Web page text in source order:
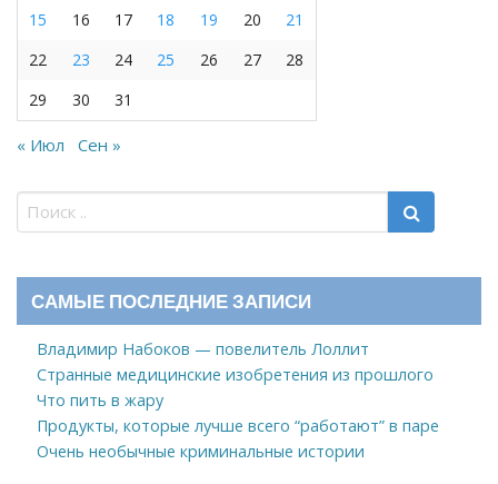
15
16 17 18 19 20
21
22
23 24 25 26 27
28
29
30 31
« Июл Сен »
САМЫЕ ПОСЛЕДНИЕ ЗАПИСИ
Владимир Набоков — повелитель Лоллит
Странные медицинские изобретения из прошлого
Что пить в жару
Продукты, которые лучше всего “работают” в паре
Очень необычные криминальные истории